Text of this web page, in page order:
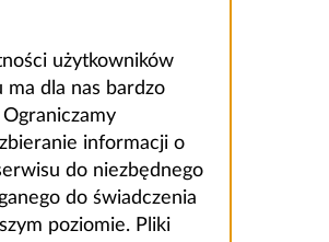
użytkowników
ma dla nas bardzo
informacji o
do niezbędnego
do świadczenia
poziomie. Pliki